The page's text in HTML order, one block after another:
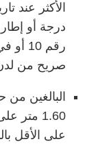
الأكثر عند
درجة أو
رقم
صريح من لدن
البالغين
على الأقل